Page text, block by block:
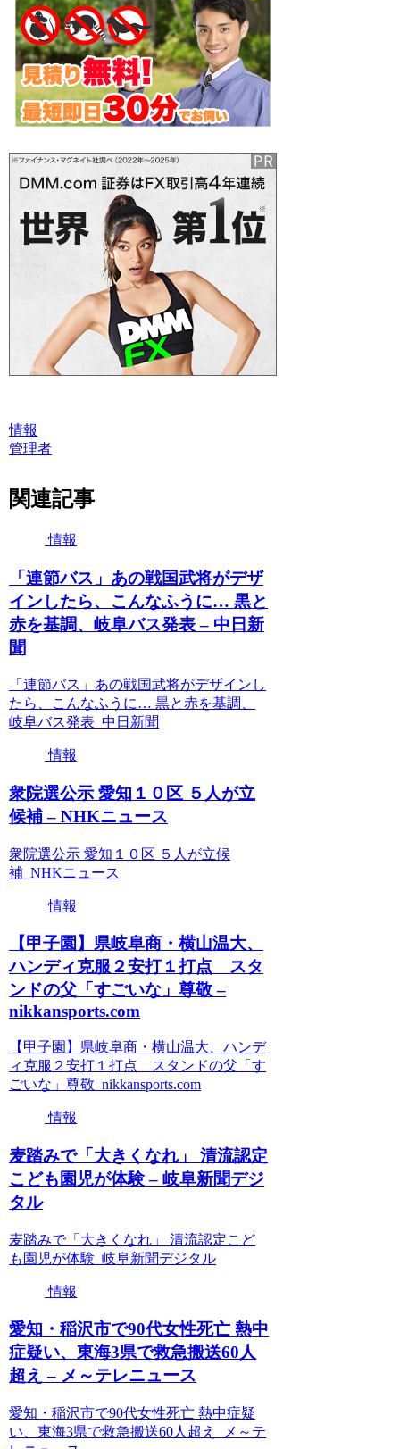
情報
管理者
関連記事
情報
「連節バス」あの戦国武将がデザ
インしたら、こんなふうに… 黒と
赤を基調、岐阜バス発表 – 中日新
聞
「連節バス」あの戦国武将がデザインし
たら、こんなふうに… 黒と赤を基調、
岐阜バス発表 中日新聞
情報
衆院選公示 愛知１０区 ５人が立
候補 – NHKニュース
衆院選公示 愛知１０区 ５人が立候
補 NHKニュース
情報
【甲子園】県岐阜商・横山温大、
ハンディ克服２安打１打点 スタ
ンドの父「すごいな」尊敬 –
nikkansports.com
【甲子園】県岐阜商・横山温大、ハンデ
ィ克服２安打１打点 スタンドの父「す
ごいな」尊敬 nikkansports.com
情報
麦踏みで「大きくなれ」 清流認定
こども園児が体験 – 岐阜新聞デジ
タル
麦踏みで「大きくなれ」 清流認定こど
も園児が体験 岐阜新聞デジタル
情報
愛知・稲沢市で90代女性死亡 熱中
症疑い、東海3県で救急搬送60人
超え – メ～テレニュース
愛知・稲沢市で90代女性死亡 熱中症疑
い、東海3県で救急搬送60人超え メ～テ